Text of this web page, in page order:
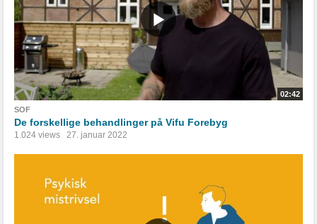
02:42
SOF
De forskellige behandlinger på Vifu Forebyg
1.024 views 27. januar 2022